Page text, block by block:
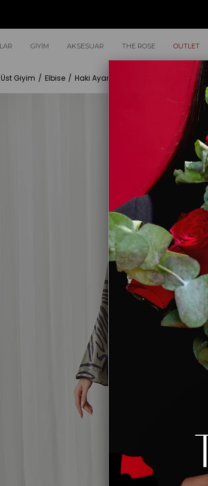
GIYIM AKSESUAR THE ROSE OUTLET
Üst Giyim Elbise Haki Ayarlanabilir Kuşak Desenli Elbise